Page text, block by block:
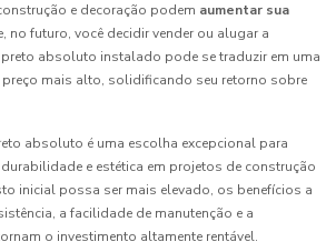
e decoração podem aumentar sua
no futuro, você decidir vender ou alugar a
absoluto instalado pode se traduzir em uma
mais alto, solidificando seu retorno sobre
absoluto é uma escolha excepcional para
e estética em projetos de construção
inicial possa ser mais elevado, os benefícios a
a facilidade de manutenção e a
o investimento altamente rentável.